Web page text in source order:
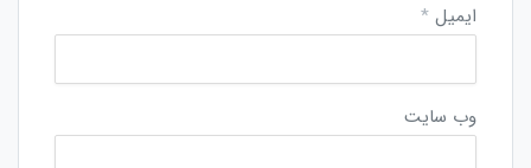
ایمیل *
وب‌ سایت